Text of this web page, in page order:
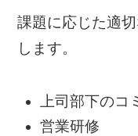
課題に応じた適
します。
上司部下の
営業研修